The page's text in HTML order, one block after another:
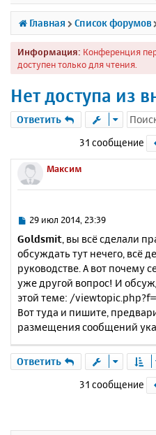
ы
л
к
р
у
м
Главная Список форумов
Информация: Конференция
доступен только для чтения.
Нет доступа из
Ответить
31 сообщение
Максим
С
о
б
щ
е
н
е
29 июл 2014, 23:39
Goldsmit, вы всё сделали
обсуждать тут нечего, всё
руководстве. А вот почему
уже другой вопрос! И
этой теме: /
Вот туда и пишите,
размещения сообщений
Ответить
31 сообщение